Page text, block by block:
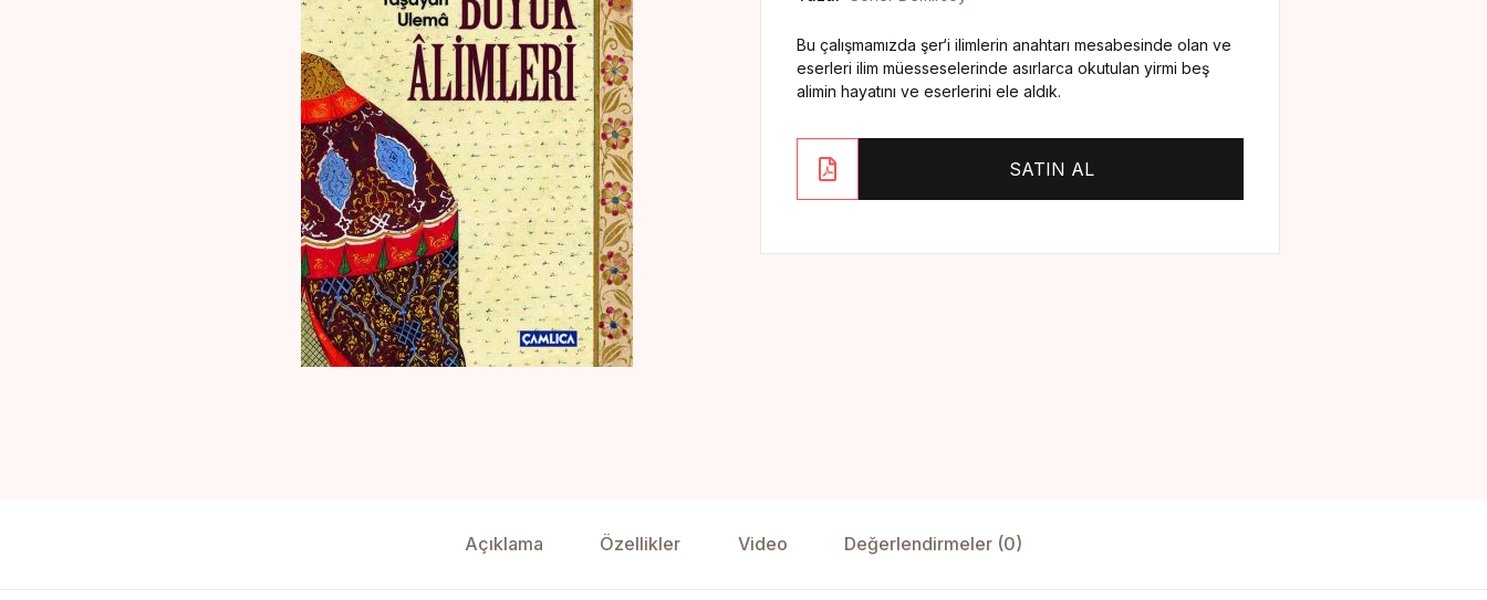
Create Account
Bu çalışmamızda şer‘i ilimlerin anahtarı mesabesinde olan ve
eserleri ilim müesseselerinde asırlarca okutulan yirmi beş
alimin hayatını ve eserlerini ele aldık.
SATIN AL
Açıklama Özellikler Video Değerlendirmeler (0)